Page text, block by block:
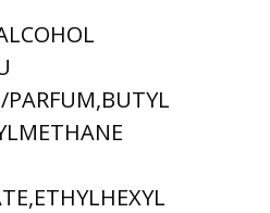
PARFUM,BUTYL